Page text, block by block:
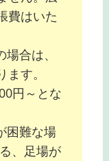
費はいた
合は、
す。
円～とな
困難な場
、足場が